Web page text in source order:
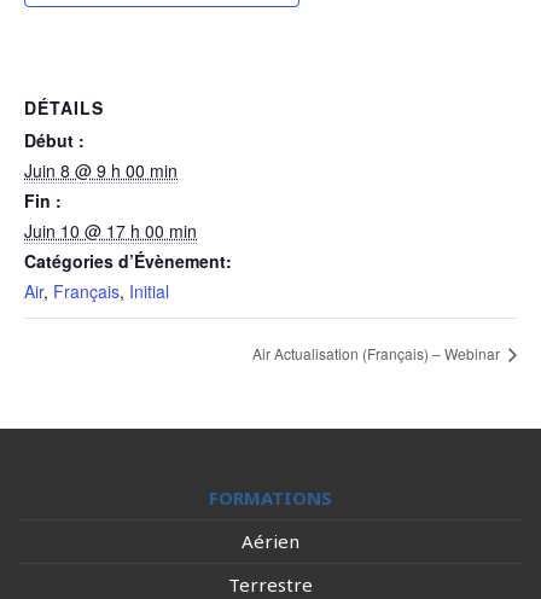
DÉTAILS
Début :
Juin 8 @ 9 h 00 min
Fin :
Juin 10 @ 17 h 00 min
Catégories d’Évènement:
Air, Français, Initial
Air Actualisation (Français) – Webinar
FORMATIONS
Aérien
Terrestre